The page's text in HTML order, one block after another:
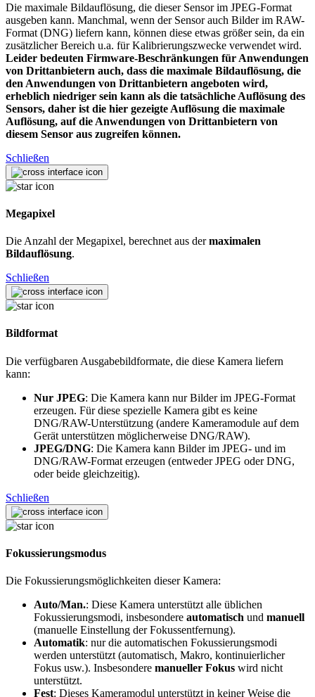
Die maximale Bildauflösung, die dieser Sensor im JPEG-Format
ausgeben kann. Manchmal, wenn der Sensor auch Bilder im RAW-
Format (DNG) liefern kann, können diese etwas größer sein, da ein
zusätzlicher Bereich u.a. für Kalibrierungszwecke verwendet wird.
Leider bedeuten Firmware-Beschränkungen für Anwendungen
von Drittanbietern auch, dass die maximale Bildauflösung, die
den Anwendungen von Drittanbietern angeboten wird,
erheblich niedriger sein kann als die tatsächliche Auflösung des
Sensors, daher ist die hier gezeigte Auflösung die maximale
Auflösung, auf die Anwendungen von Drittanbietern von
diesem Sensor aus zugreifen können.
Schließen
Megapixel
Die Anzahl der Megapixel, berechnet aus dermaximalen
Bildauflösung.
Schließen
Bildformat
Die verfügbaren Ausgabebildformate, die diese Kamera liefern
kann:
Nur JPEG: Die Kamera kann nur Bilder im JPEG-Format
erzeugen. Für diese spezielle Kamera gibt es keine
DNG/RAW-Unterstützung (andere Kameramodule auf dem
Gerät unterstützen möglicherweise DNG/RAW).
JPEG/DNG: Die Kamera kann Bilder im JPEG- und im
DNG/RAW-Format erzeugen (entweder JPEG oder DNG,
oder beide gleichzeitig).
Schließen
Fokussierungsmodus
Die Fokussierungsmöglichkeiten dieser Kamera:
Auto/Man.: Diese Kamera unterstützt alle üblichen
Fokussierungsmodi, insbesondere automatisch und manuell
(manuelle Einstellung der Fokussentfernung).
Automatik: nur die automatischen Fokussierungsmodi
werden unterstützt (automatisch, Makro, kontinuierlicher
Fokus usw.). Insbesondere manueller Fokus wird nicht
unterstützt.
Fest: Dieses Kameramodul unterstützt in keiner Weise die